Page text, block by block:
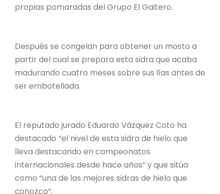
propias pomaradas del Grupo El Gaitero.
Después se congelan para obtener un mosto a
partir del cual se prepara esta sidra que acaba
madurando cuatro meses sobre sus lías antes de
ser embotellada.
El reputado jurado Eduardo Vázquez Coto ha
destacado “el nivel de esta sidra de hielo que
lleva destacando en campeonatos
internacionales desde hace años” y que sitúa
como “una de las mejores sidras de hielo que
conozco”.